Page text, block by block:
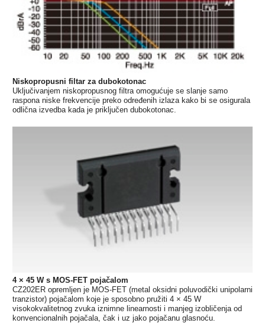
Niskopropusni filtar za dubokotonac
Uključivanjem niskopropusnog filtra omogućuje se slanje samo
raspona niske frekvencije preko određenih izlaza kako bi se osigurala
odlična izvedba kada je priključen dubokotonac.
4 × 45 W s MOS-FET pojačalom
CZ202ER opremljen je MOS-FET (metal oksidni poluvodički unipolarni
tranzistor) pojačalom koje je sposobno pružiti 4 × 45 W
visokokvalitetnog zvuka iznimne linearnosti i manjeg izobličenja od
konvencionalnih pojačala, čak i uz jako pojačanu glasnoću.